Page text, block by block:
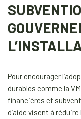
Pour encourager
durables comme la
financières et
d’aide visent à